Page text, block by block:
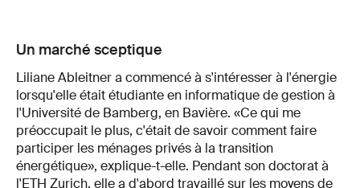
Un marché sceptique
Liliane Ableitner a commencé à s'intéresser à l'énergie
lorsqu'elle était étudiante en informatique de gestion à
l'Université de Bamberg, en Bavière. «Ce qui me
préoccupait le plus, c'était de savoir comment faire
participer les ménages privés à la transition
énergétique», explique-t-elle. Pendant son doctorat à
l'ETH Zurich, elle a d'abord travaillé sur les moyens de